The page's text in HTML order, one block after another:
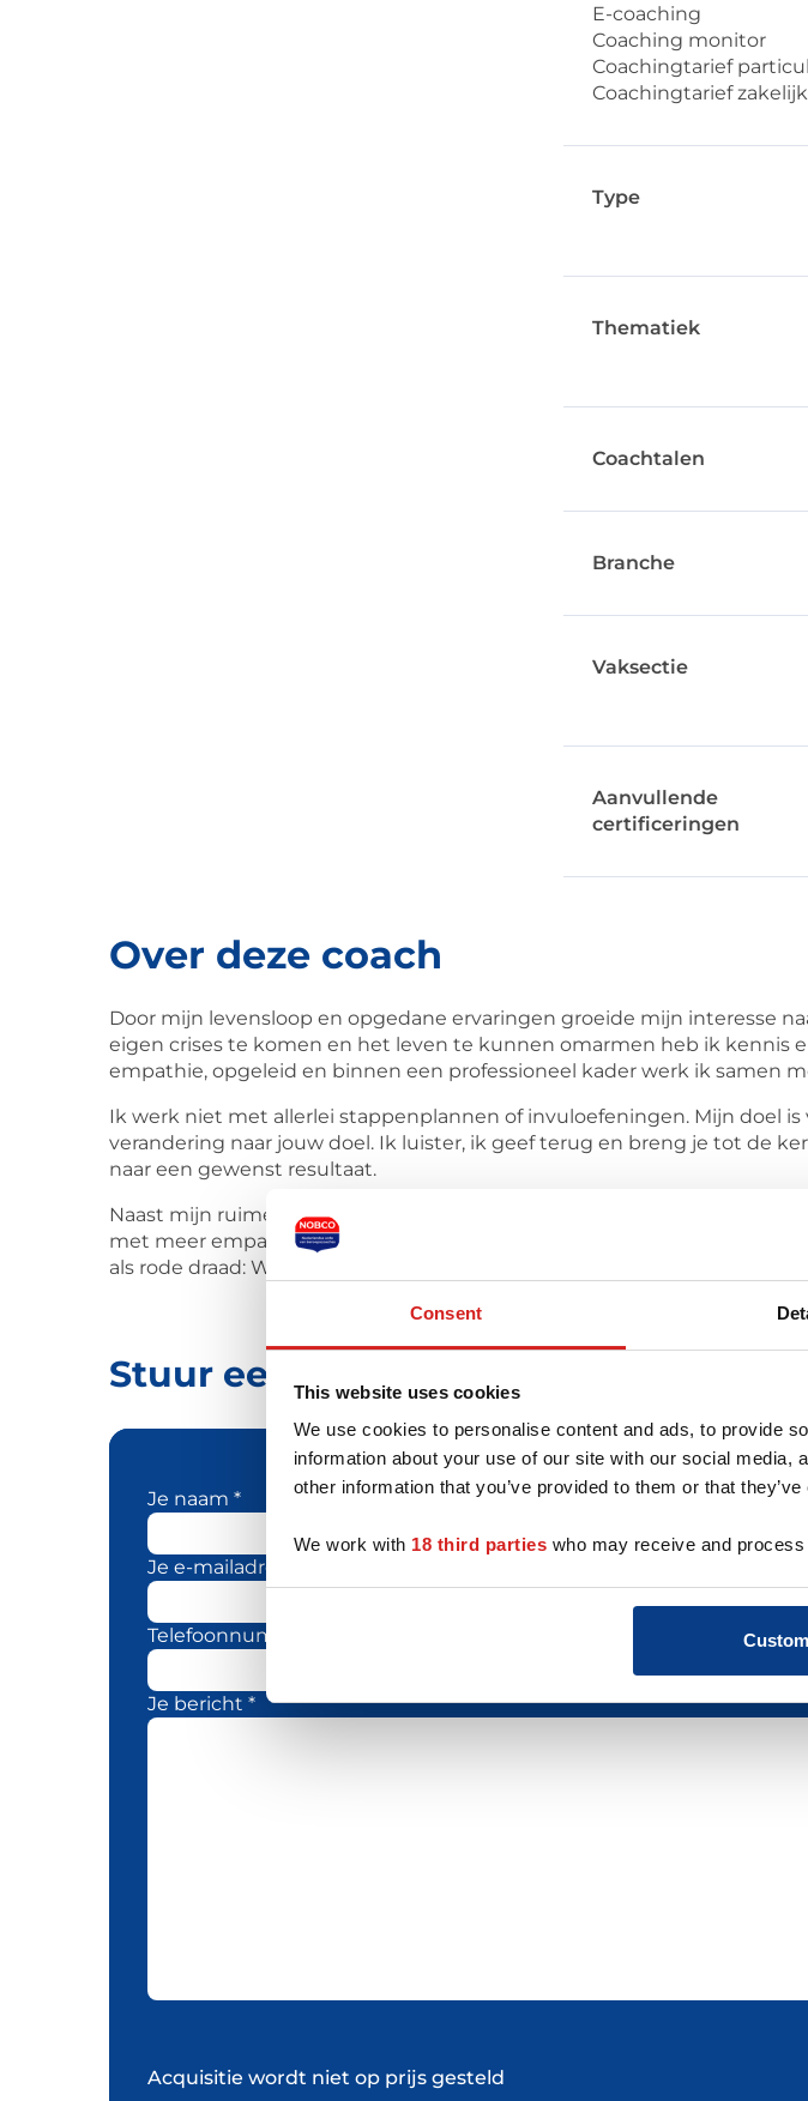
Consent
This website uses cookies
We use cookies to personalise content and ads, to provide
information about your use of our site with our social
other information that you’ve provided to them or that
We work with 18 third parties who may receive and
E-coaching
Coaching monitor
Coachingtarief
Coachingtarief zakelijk
Type
Thematiek
Coachtalen
Branche
Vaksectie
Aanvullende
certificeringen
Over deze coach
Door mijn levensloop en opgedane ervaringen groeide mijn interesse
eigen crises te komen en het leven te kunnen omarmen heb ik kennis
empathie, opgeleid en binnen een professioneel kader werk ik samen
Ik werk niet met allerlei stappenplannen of invuloefeningen. Mijn doel
verandering naar jouw doel. Ik luister, ik geef terug en breng je tot de
naar een gewenst resultaat.
Naast mijn ruime werkervaring als coach en mijn gedane opleidingen,
met meer empathie kan aansluiten bij jouw ervaringen en de situatie
als rode draad: Wie ben jij en hoe kijk je naar jezelf?
Stuur een bericht naar deze coach
Je naam *
Je e-mailadres *
Telefoonnummer
Je bericht *
Acquisitie wordt niet op prijs gesteld